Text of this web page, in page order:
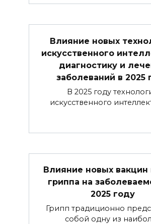
Влияние новых
искусственного
диагностику и
заболеваний в 2025
В 2025 году
искусственного
Влияние новых вакцин
гриппа на
2025 году
Грипп традиционно
собой одну из